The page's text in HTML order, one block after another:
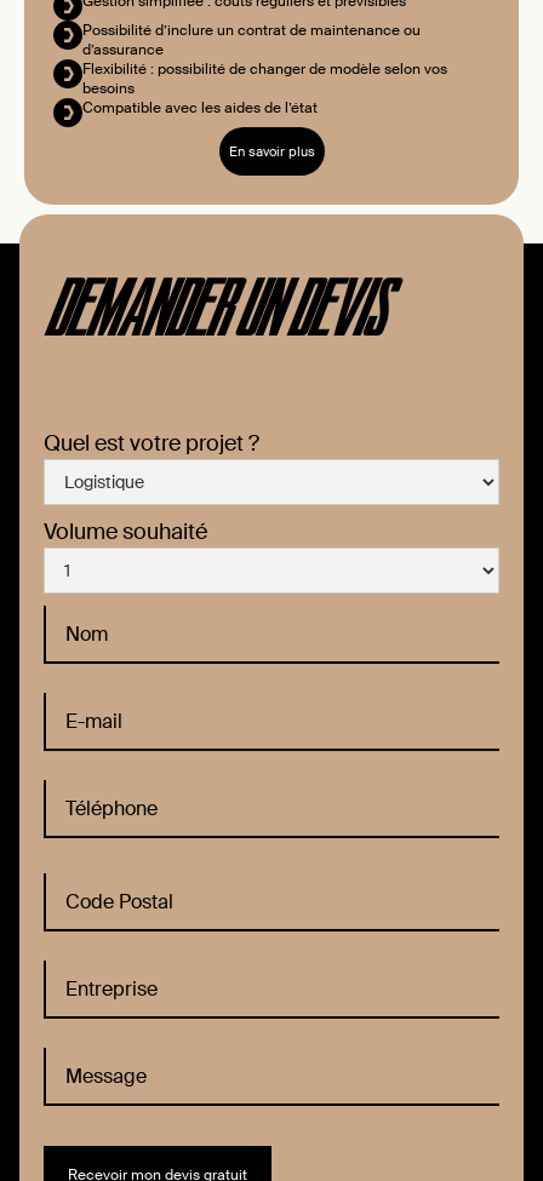
Possibilité d’inclure un contrat de maintenance ou
d’assurance
Flexibilité : possibilité de changer de modèle selon vos
besoins
Compatible avec les aides de l’état
En savoir plus
DEMANDER UN DEVIS
Quel est votre projet ?
Volume souhaité